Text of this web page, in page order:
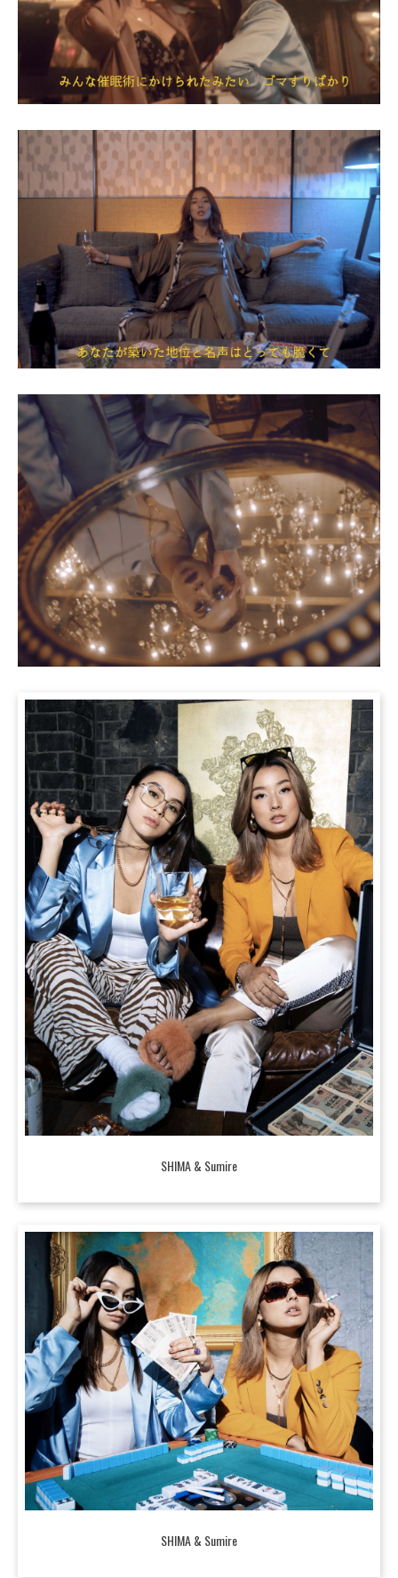
SHIMA & Sumire
SHIMA & Sumire